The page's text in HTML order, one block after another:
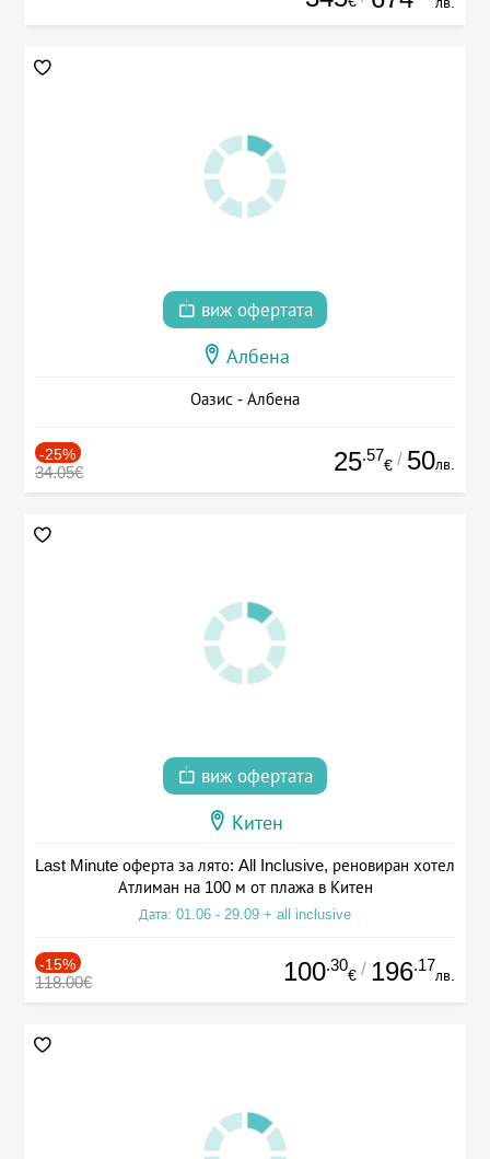
виж офертата
Албена
Оазис - Албена
-25%
34.05€ 25.57
€ / 50лв.
виж офертата
Китен
Last Minute оферта за лято: All Inclusive, реновиран хотел
Атлиман на 100 м от плажа в Китен
Дата: 01.06 - 29.09 + all inclusive
-15%
118.00€ 100.30
€ / 196.17
лв.